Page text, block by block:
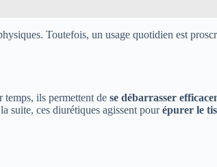
Toutefois, un usage quotidien est
temps, ils permettent de se débarrasser
suite, ces diurétiques agissent pourépurer le